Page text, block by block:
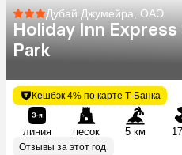
Дубай Джумейра, ОАЭ
Holiday Inn Express
Park
Кешбэк 4% по карте Т-Банка
линия песок 5 км
Отзывы за этот год